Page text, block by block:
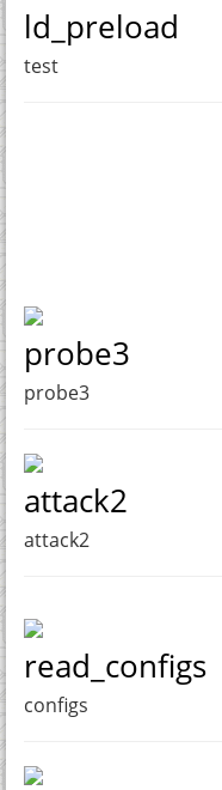
ld_preload
test
probe3
probe3
attack2
attack2
read_configs
configs